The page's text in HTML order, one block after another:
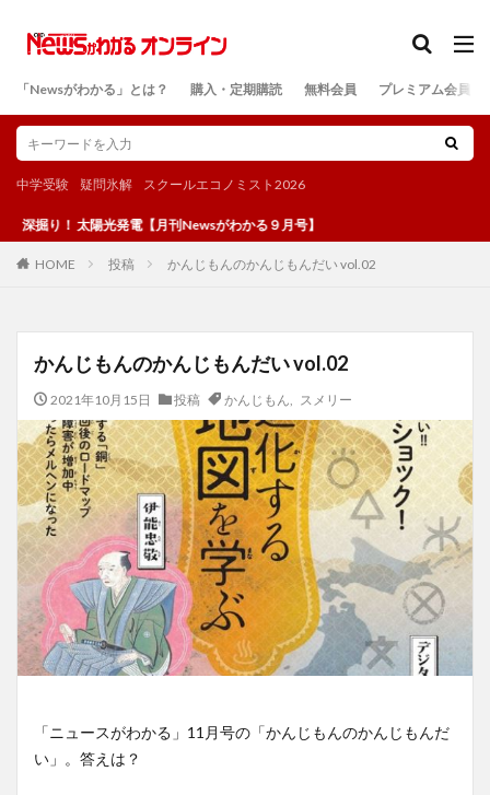
「Newsがわかる」とは？ 購入・定期購読 無料会員 プレミアム会員
中学受験 疑問氷解 スクールエコノミスト2026
り！ 太陽光発電【月刊Newsがわかる９月号】
HOME 投稿 かんじもんのかんじもんだい vol.02
かんじもんのかんじもんだい vol.02
2021年10月15日 投稿 かんじもん スメリー
「ニュースがわかる」11月号の「かんじもんのかんじもんだ
い」。答えは？
検索